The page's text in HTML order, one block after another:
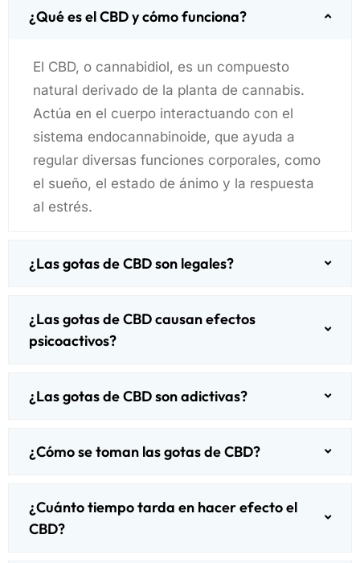
¿Qué es el CBD y cómo funciona?
El CBD, o cannabidiol, es un compuesto
natural derivado de la planta de cannabis.
Actúa en el cuerpo interactuando con el
sistema endocannabinoide, que ayuda a
regular diversas funciones corporales, como
el sueño, el estado de ánimo y la respuesta
al estrés.
¿Las gotas de CBD son legales?
¿Las gotas de CBD causan efectos
psicoactivos?
¿Las gotas de CBD son adictivas?
¿Cómo se toman las gotas de CBD?
¿Cuánto tiempo tarda en hacer efecto el
CBD?